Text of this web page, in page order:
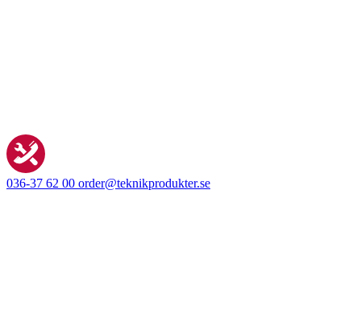
036-37 62 00 order@teknikprodukter.se